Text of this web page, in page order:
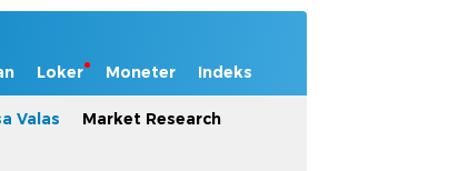
Loker Moneter Indeks
Valas Market Research